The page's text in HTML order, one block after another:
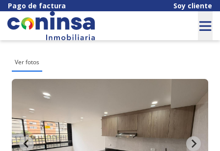
Pago de factura Soy cliente
Ver fotos